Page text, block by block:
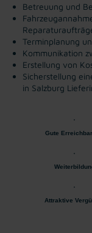
Betreuung und
Terminplanung
Kommunikation
Erstellung von
Sicherstellung
in Salzburg
Gute
Attraktive